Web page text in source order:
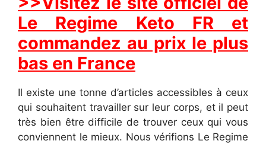
Le Regime Keto FR et
commandez au prix le plus
bas en France
Il existe une tonne d’articles accessibles à ceux
qui souhaitent travailler sur leur corps, et il peut
très bien être difficile de trouver ceux qui vous
conviennent le mieux. Nous vérifions Le Regime